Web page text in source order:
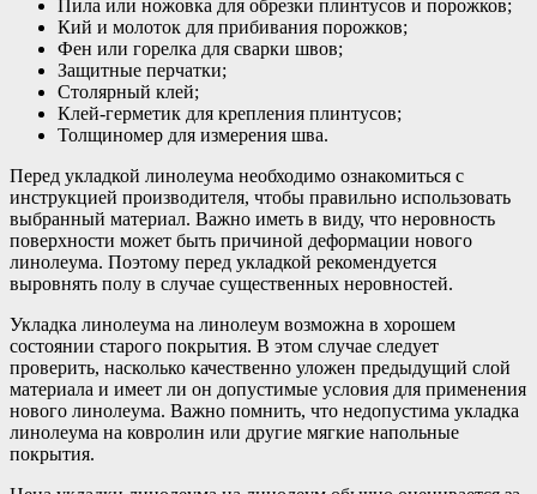
Пила или ножовка для обрезки плинтусов и порожков;
Кий и молоток для прибивания порожков;
Фен или горелка для сварки швов;
Защитные перчатки;
Столярный клей;
Клей-герметик для крепления плинтусов;
Толщиномер для измерения шва.
Перед укладкой линолеума необходимо ознакомиться с
инструкцией производителя, чтобы правильно использовать
выбранный материал. Важно иметь в виду, что неровность
поверхности может быть причиной деформации нового
линолеума. Поэтому перед укладкой рекомендуется
выровнять полу в случае существенных неровностей.
Укладка линолеума на линолеум возможна в хорошем
состоянии старого покрытия. В этом случае следует
проверить, насколько качественно уложен предыдущий слой
материала и имеет ли он допустимые условия для применения
нового линолеума. Важно помнить, что недопустима укладка
линолеума на ковролин или другие мягкие напольные
покрытия.